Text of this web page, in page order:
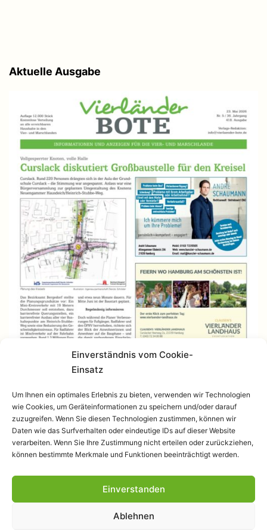
Einverständnis vom Cookie-
Einsatz
Um Ihnen ein optimales Erlebnis zu bieten, verwenden wir Technologien
wie Cookies, um Geräteinformationen zu speichern und/oder darauf
zuzugreifen. Wenn Sie diesen Technologien zustimmen, können wir
Daten wie das Surfverhalten oder eindeutige IDs auf dieser Website
verarbeiten. Wenn Sie Ihre Zustimmung nicht erteilen oder zurückziehen,
können bestimmte Merkmale und Funktionen beeinträchtigt werden.
Einverstanden
Ablehnen
Aktuelle Ausgabe
Datenschutzerklärung